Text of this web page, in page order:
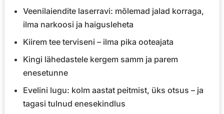
Veenilaiendite laserravi: mõlemad jalad korraga,
ilma narkoosi ja haigusleheta
Kiirem tee terviseni – ilma pika ooteajata
Kingi lähedastele kergem samm ja parem
enesetunne
Evelini lugu: kolm aastat peitmist, üks otsus – ja
tagasi tulnud enesekindlus